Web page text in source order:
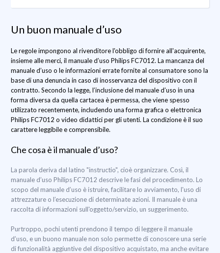
Un buon manuale d’uso
Le regole impongono al rivenditore l'obbligo di fornire all'acquirente,
insieme alle merci, il manuale d’uso Philips FC7012. La mancanza del
manuale d’uso o le informazioni errate fornite al consumatore sono la
base di una denuncia in caso di inosservanza del dispositivo con il
contratto. Secondo la legge, l’inclusione del manuale d’uso in una
forma diversa da quella cartacea è permessa, che viene spesso
utilizzato recentemente, includendo una forma grafica o elettronica
Philips FC7012 o video didattici per gli utenti. La condizione è il suo
carattere leggibile e comprensibile.
Che cosa è il manuale d’uso?
La parola deriva dal latino "instructio", cioè organizzare. Così, il
manuale d’uso Philips FC7012 descrive le fasi del procedimento. Lo
scopo del manuale d’uso è istruire, facilitare lo avviamento, l'uso di
attrezzature o l’esecuzione di determinate azioni. Il manuale è una
raccolta di informazioni sull'oggetto/servizio, un suggerimento.
Purtroppo, pochi utenti prendono il tempo di leggere il manuale
d’uso, e un buono manuale non solo permette di conoscere una serie
di funzionalità aggiuntive del dispositivo acquistato, ma anche evitare